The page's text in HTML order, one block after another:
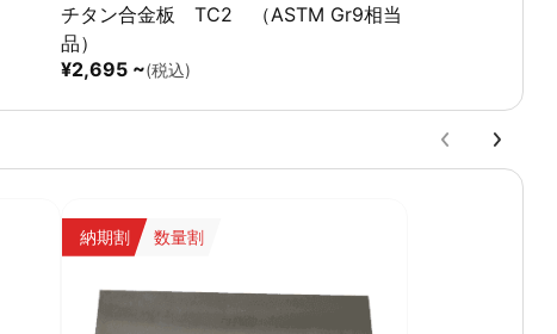
チタン合金板 TC2 （ASTM Gr9相当
品）
¥2,695 ~(税込)
納期割 数量割